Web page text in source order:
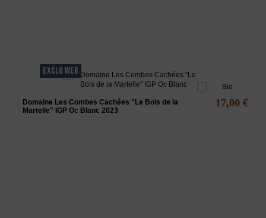
EXCLU WEB
Domaine Les Combes Cachées "Le Bois de la
Martelle" IGP Oc Blanc 2023
17,00 €